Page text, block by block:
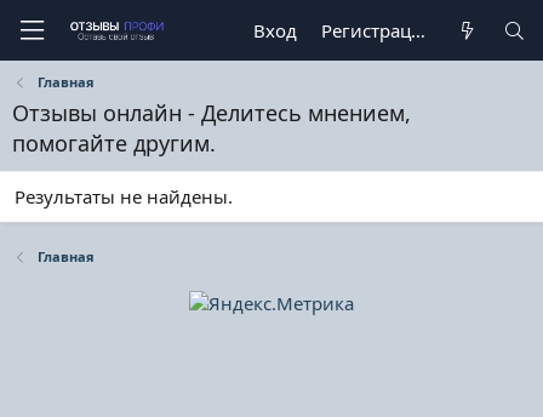
Вход Регистрация
Главная
Отзывы онлайн - Делитесь мнением,
помогайте другим.
Результаты не найдены.
Главная